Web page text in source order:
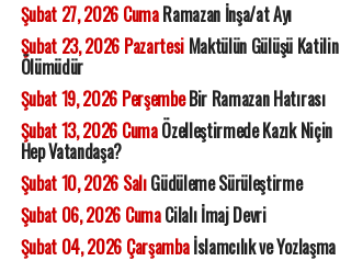
Şubat 27, 2026 CumaRamazan İnşa/at Ayı
Şubat 23, 2026 PazartesiMaktülün Gülüşü Katilin
Ölümüdür
Şubat 19, 2026 PerşembeBir Ramazan Hatırası
Şubat 13, 2026 CumaÖzelleştirmede Kazık Niçin
Hep Vatandaşa?
Şubat 10, 2026 SalıGüdüleme Sürüleştirme
Şubat 06, 2026 CumaCilalı İmaj Devri
Şubat 04, 2026 Çarşambaİslamcılık ve Yozlaşma